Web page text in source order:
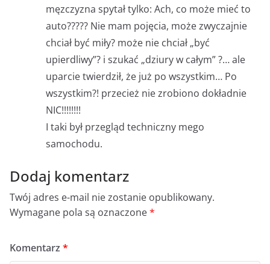
męzczyzna spytał tylko: Ach, co może mieć to
auto????? Nie mam pojęcia, może zwyczajnie
chciał być miły? może nie chciał „być
upierdliwy”? i szukać „dziury w całym” ?… ale
uparcie twierdził, że już po wszystkim… Po
wszystkim?! przecież nie zrobiono dokładnie
NIC!!!!!!!!
I taki był przegląd techniczny mego
samochodu.
Dodaj komentarz
Twój adres e-mail nie zostanie opublikowany.
Wymagane pola są oznaczone*
Komentarz *